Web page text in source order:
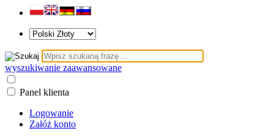
wyszukiwanie zaawansowane
Panel klienta
Logowanie
Załóż konto